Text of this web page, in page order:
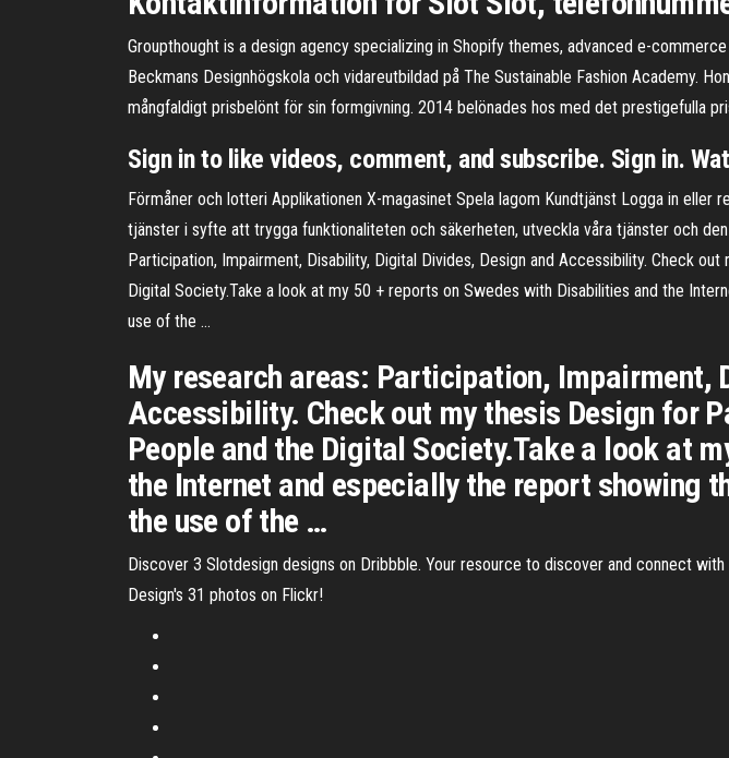
Groupthought is a design agency specializing in Shopify themes, advanced e-
Beckmans Designhögskola och vidareutbildad på The Sustainable Fashion Academy.
mångfaldigt prisbelönt för sin formgivning. 2014 belönades hos med det prestigefulla
Sign in to like videos, comment, and subscribe. Sign in.
Förmåner och lotteri Applikationen X-magasinet Spela lagom Kundtjänst Logga in eller
tjänster i syfte att trygga funktionaliteten och säkerheten, utveckla våra tjänster och
Participation, Impairment, Disability, Digital Divides, Design and Accessibility. Check
Digital Society.Take a look at my 50 + reports on Swedes with Disabilities and the
use of the …
My research areas: Participation, Impairment,
Accessibility. Check out my thesis Design for
People and the Digital Society.Take a look at
the Internet and especially the report showing
the use of the …
Discover 3 Slotdesign designs on Dribbble. Your resource to discover and connect
Design's 31 photos on Flickr!